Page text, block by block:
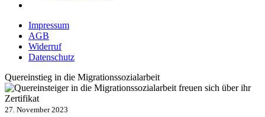
Impressum
AGB
Widerruf
Datenschutz
Quereinstieg in die Migrationssozialarbeit
27. November 2023